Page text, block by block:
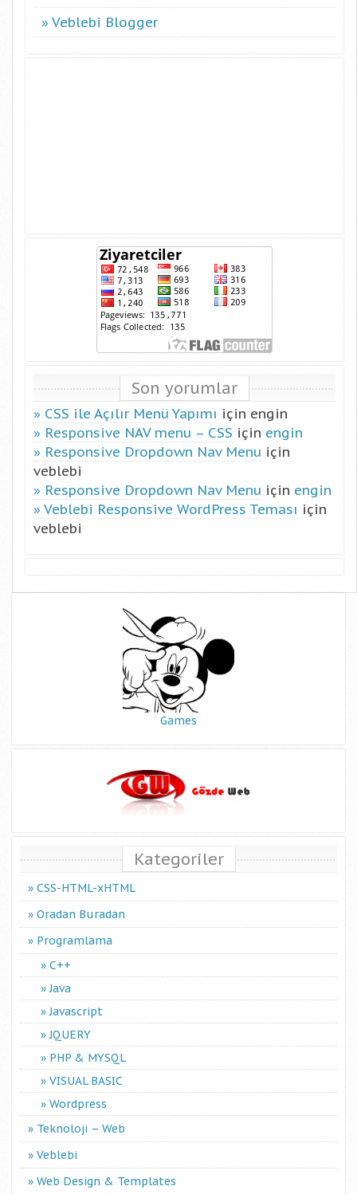
Veblebi Blogger
Son yorumlar
CSS ile Açılır Menü Yapımı için engin
Responsive NAV menu – CSS için engin
Responsive Dropdown Nav Menu için
veblebi
Responsive Dropdown Nav Menu için engin
Veblebi Responsive WordPress Teması için
veblebi
Games
Kategoriler
CSS-HTML-xHTML
Oradan Buradan
Programlama
C++
Java
Javascript
JQUERY
PHP & MYSQL
VISUAL BASIC
Wordpress
Teknoloji – Web
Veblebi
Web Design & Templates